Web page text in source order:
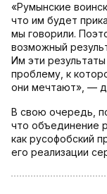
«Румынские
что им будет
мы говорили.
возможный
Им эти
проблему, к
они мечтают», —
В свою очередь,
что объединение
как русофобский
его реализации